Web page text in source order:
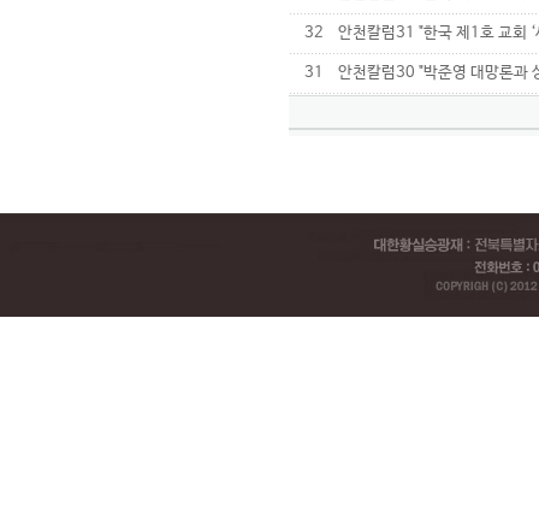
32 안천칼럼31 "한국 제1호 교회
31 안천칼럼30 "박준영 대망론과